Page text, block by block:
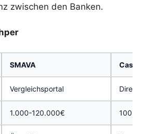
zwischen den Banken.
SMAVA Cashper
Vergleichsportal
1.000-120.000€ 100-